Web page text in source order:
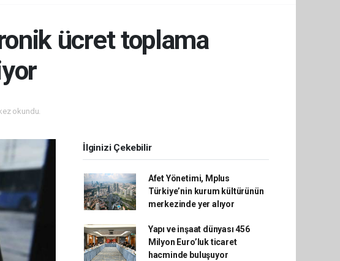
ücret toplama
okundu.
İlginizi Çekebilir
Afet Yönetimi, Mplus
Türkiye’nin kurum kültürünün
merkezinde yer alıyor
Yapı ve inşaat dünyası 456
Milyon Euro’luk ticaret
hacminde buluşuyor